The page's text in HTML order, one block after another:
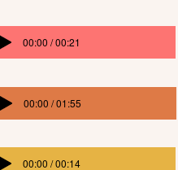
00:00 / 00:21
00:00 / 01:55
00:00 / 00:14